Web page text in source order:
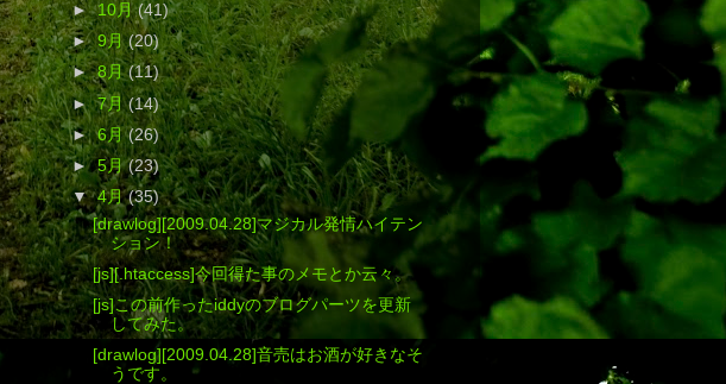
►10月(41)
►9月(20)
►8月(11)
►7月(14)
►6月(26)
►5月(23)
▼4月(35)
[drawlog][2009.04.28]マジカル発情ハイテン
ション！
[js][.htaccess]今回得た事のメモとか云々。
[js]この前作ったiddyのブログパーツを更新
してみた。
[drawlog][2009.04.28]音売はお酒が好きなそ
うです。